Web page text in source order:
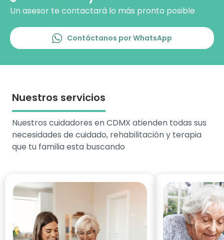
Un asesor te contactará lo más pronto posible
Contáctanos por WhatsApp
Nuestros servicios
Nuestros cuidadores en CDMX atienden todas sus
necesidades de cuidado, rehabilitación y terapia
que tu familia esta buscando